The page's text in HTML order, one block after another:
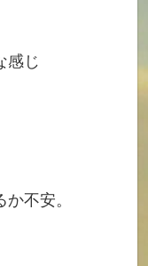
感じ
不安。